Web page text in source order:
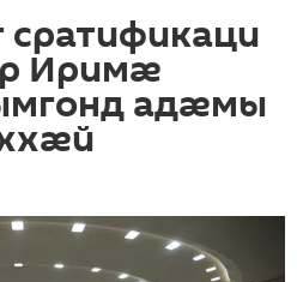
Иримæ
адæмы